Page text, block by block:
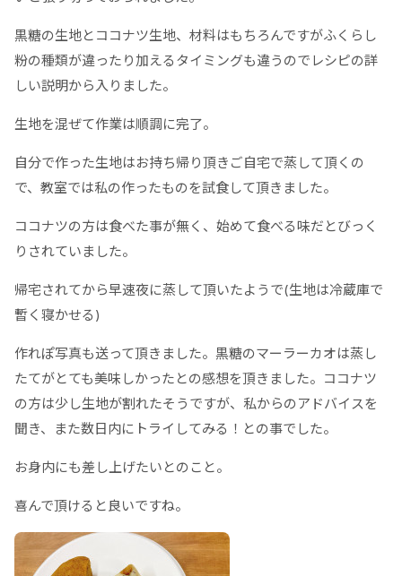
黒糖の生地とココナツ生地、材料はもちろんですがふくらし
粉の種類が違ったり加えるタイミングも違うのでレシピの詳
しい説明から入りました。
生地を混ぜて作業は順調に完了。
自分で作った生地はお持ち帰り頂きご自宅で蒸して頂くの
で、教室では私の作ったものを試食して頂きました。
ココナツの方は食べた事が無く、始めて食べる味だとびっく
りされていました。
帰宅されてから早速夜に蒸して頂いたようで(生地は冷蔵庫で
暫く寝かせる)
作れぽ写真も送って頂きました。黒糖のマーラーカオは蒸し
たてがとても美味しかったとの感想を頂きました。ココナツ
の方は少し生地が割れたそうですが、私からのアドバイスを
聞き、また数日内にトライしてみる！との事でした。
お身内にも差し上げたいとのこと。
喜んで頂けると良いですね。